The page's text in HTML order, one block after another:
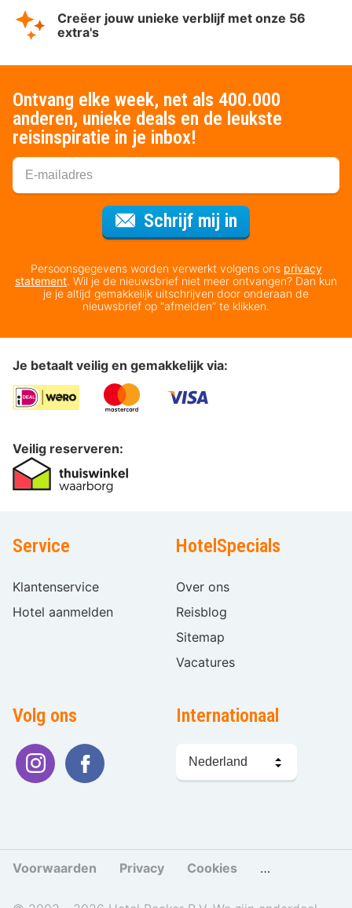
Creëer jouw unieke verblijf met onze 56
extra's
Ontvang elke week, net als 400.000
anderen, unieke deals en de leukste
reisinspiratie in je inbox!
Schrijf mij in
Persoonsgegevens worden verwerkt volgens ons privacy
statement. Wil je de nieuwsbrief niet meer ontvangen? Dan kun
je je altijd gemakkelijk uitschrijven door onderaan de
nieuwsbrief op “afmelden” te klikken.
Je betaalt veilig en gemakkelijk via:
Veilig reserveren:
Service
Klantenservice
Hotel aanmelden
HotelSpecials
Over ons
Reisblog
Sitemap
Vacatures
Volg ons Internationaal
kiezen
Voorwaarden Privacy Cookies Cookies